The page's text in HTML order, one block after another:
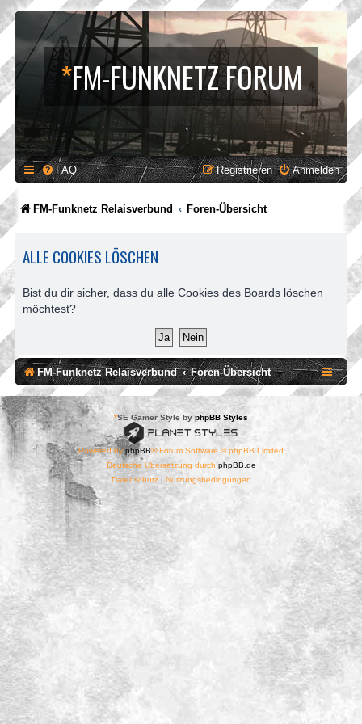
*FM-FUNKNETZ FORUM
FAQ Anmelden
Registrieren
FM-Funknetz Relaisverbund Foren-Übersicht
ALLE COOKIES LÖSCHEN
Bist du dir sicher, dass du alle Cookies des Boards löschen
möchtest?
FM-Funknetz Relaisverbund Foren-Übersicht
*SE Gamer Style by phpBB Styles
Powered byphpBB® Forum Software © phpBB Limited
Deutsche Übersetzung durch phpBB.de
Datenschutz| Nutzungsbedingungen